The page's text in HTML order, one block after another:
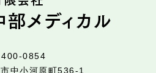
400-0854
中小河原町536-1